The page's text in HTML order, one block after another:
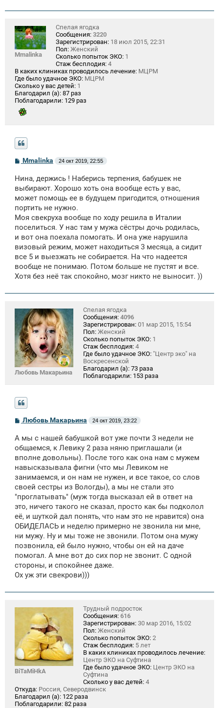
Mmalinka
Спелая ягодка
Сообщения: 3220
Зарегистрирован: 18 июл 2015, 22:31
Пол: Женский
Сколько попыток ЭКО: 1
Стаж бесплодия: 4
В каких клиниках проводилось лечение: МЦРМ
Где было удачное ЭКО: МЦРМ
Сколько у вас детей: 1
Благодарил (а): 87 раз
Поблагодарили: 129 раз
С
о
б
щ
н
и
е
Mmalinka 24 окт 2019, 22:55
Нина, держись ! Наберись терпения, бабушек не
выбирают. Хорошо хоть она вообще есть у вас,
может помощь ее в будущем пригодится, отношения
портить не нужно.
Моя свекруха вообще по ходу решила в Италии
поселиться. У нас там у мужа сёстры дочь родилась,
и вот она поехала помогать. И она уже нарушила
визовый режим, может находиться 3 месяца, а сидит
все 5 и выезжать не собирается. На что надеется
вообще не понимаю. Потом больше не пустят и все.
Хотя без неё так спокойно, мозг никто не выносит. ))
Любовь Макарьина
Спелая ягодка
Сообщения: 4096
Зарегистрирован: 01 мар 2015, 15:54
Пол: Женский
Сколько попыток ЭКО: 1
Стаж бесплодия: 4
Где было удачное ЭКО: "Центр эко" на
Воскресенской
Благодарил (а): 73 раза
Поблагодарили: 153 раза
С
о
б
щ
н
и
Любовь Макарьина 24 окт 2019, 23:22
А мы с нашей бабушкой вот уже почти 3 недели не
общаемся, к Левику 2 раза няню приглашали (и
вполне довольны). После того как она нам с мужем
навысказывала фигни (что мы Левиком не
занимаемся, и он нам не нужен, и все такое, со слов
своей сестры из Вологды), а мы не стали это
"проглатывать" (муж тогда высказал ей в ответ на
это, ничего такого не сказал, просто как бы подколол
её, и шуткой дал понять, что нам это не нравится) она
ОБИДЕЛАСЬ и неделю примерно не звонила ни мне,
ни мужу. Ну и мы тоже не звонили. Потом она мужу
позвонила, ей было нужно, чтобы он ей на даче
помогал. А мне вот до сих пор не звонит. С одной
стороны, и спокойнее даже.
Ох уж эти свекрови)))
BiTaMiHkA
Трудный подросток
Сообщения: 616
Зарегистрирован: 30 мар 2016, 15:02
Пол: Женский
Сколько попыток ЭКО: 2
Стаж бесплодия: 5 лет
В каких клиниках проводилось лечение:
Центр ЭКО на Суфтина
Где было удачное ЭКО: Центр ЭКО на
Суфтина
Сколько у вас детей: 4
Откуда: Россия, Северодвинск
Благодарил (а): 122 раза
Поблагодарили: 82 раза